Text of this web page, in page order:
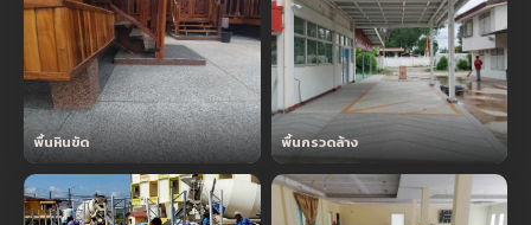
พื้นหินขัด พื้นกรวดล้าง